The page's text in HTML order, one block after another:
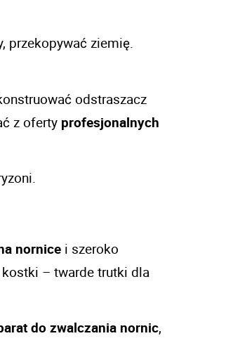
przekopywać ziemię.
odstraszacz
z oferty profesjonalnych
nornice i szeroko
– twarde trutki dla
do zwalczania nornic,